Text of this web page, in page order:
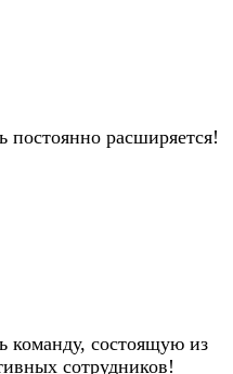
постоянно расширяется!
команду, состоящую из
сотрудников!